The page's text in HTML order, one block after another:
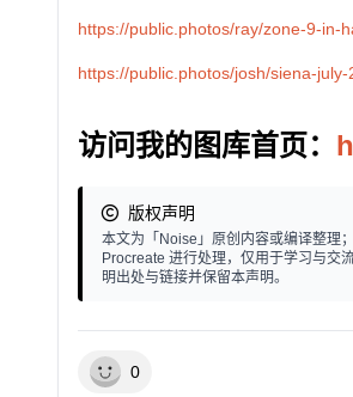
https://public.photos/ray/zone-9-in-
https://public.photos/josh/siena-july-
访问我的图库首页：
版权声明
本文为「Noise」原创内容或编译整理
Procreate 进行处理，仅用于学习与交
明出处与链接并保留本声明。
0